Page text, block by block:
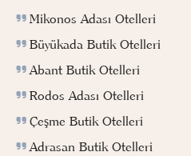
Mikonos Adası Otelleri
Büyükada Butik Otelleri
Abant Butik Otelleri
Rodos Adası Otelleri
Çeşme Butik Otelleri
Adrasan Butik Otelleri